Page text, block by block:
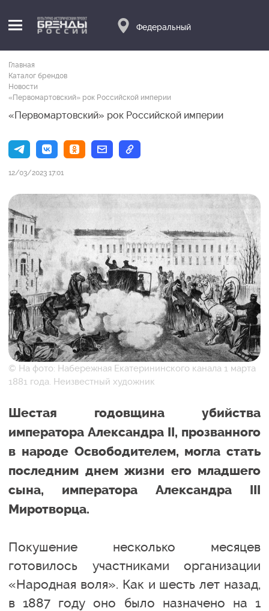
Федеральный
Главная
Каталог брендов
Новости
«Первомартовский» рок Российской империи
«Первомартовский» рок Российской империи
12/03/2023 17:01
© На фото: Набережная Екатерининского канала 1 марта
1881 года. Неизвестный художник
Шестая годовщина убийства
императора Александра II, прозванного
в народе Освободителем, могла стать
последним днем жизни его младшего
сына, императора Александра III
Миротворца.
Покушение несколько месяцев
готовилось участниками организации
«Народная воля». Как и шесть лет назад,
в 1887 году оно было назначено на 1